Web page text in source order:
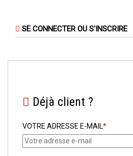
SE CONNECTER OU S'INSCRIRE
Déjà client ?
VOTRE ADRESSE E-MAIL*